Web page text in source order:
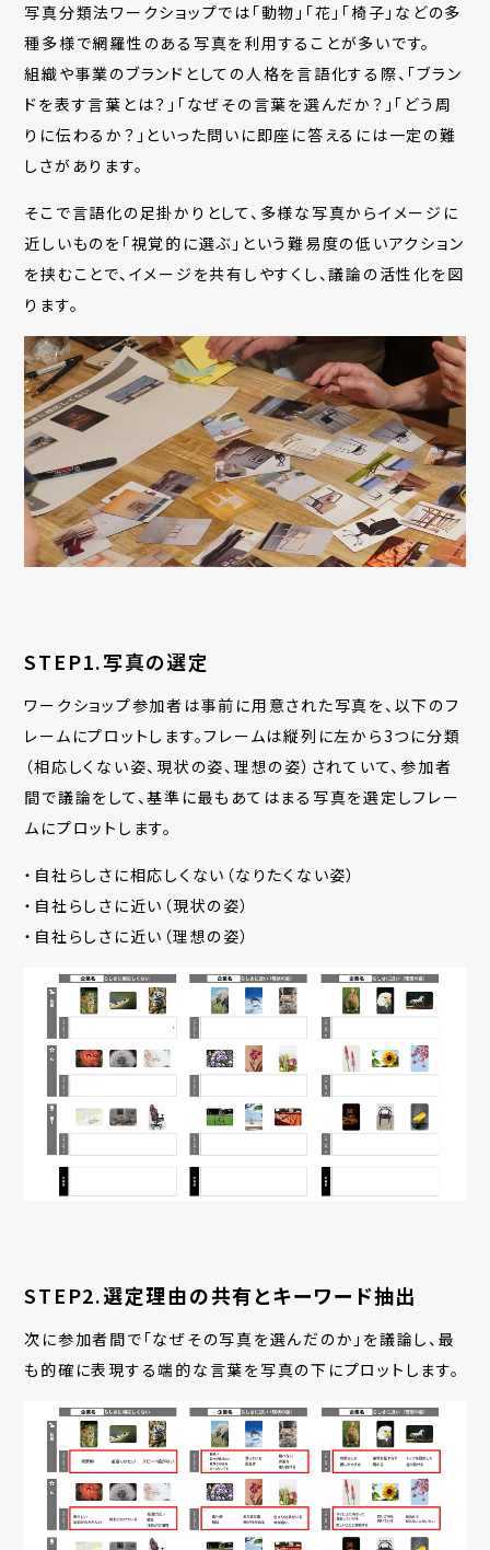
写真分類法ワークショップでは「動物」「花」「椅子」などの多
種多様で網羅性のある写真を利用することが多いです。
組織や事業のブランドとしての人格を言語化する際、 「ブラン
ドを表す言葉とは？」「なぜその言葉を選んだか？」「どう周
りに伝わるか？」といった問いに即座に答えるには一定の難
しさがあります。
そこで言語化の足掛かりとして、多様な写真からイメージに
近しいものを「視覚的に選ぶ」という難易度の低いアクション
を挟むことで、 イメージを共有しやすくし、議論の活性化を図
ります。
STEP1.写真の選定
ワークショップ参加者は事前に用意された写真を、以下のフ
レームにプロットします。フレームは縦列に左から3つに分類
（相応しくない姿、現状の姿、理想の姿）されていて、参加者
間で議論をして、基準に最もあてはまる写真を選定しフレー
ムにプロットします。
・自社らしさに相応しくない（なりたくない姿）
・自社らしさに近い（現状の姿）
・自社らしさに近い（理想の姿）
STEP2.選定理由の共有とキーワード抽出
次に参加者間で「なぜその写真を選んだのか」を議論し、最
も的確に表現する端的な言葉を写真の下にプロットします。